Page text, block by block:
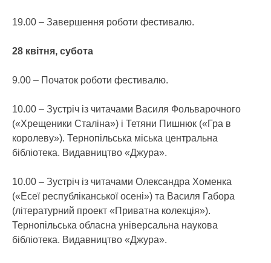
19.00 – Завершення роботи фестивалю.
28 квітня, субота
9.00 – Початок роботи фестивалю.
10.00 – Зустріч із читачами Василя Фольварочного
(«Хрещеники Сталіна») і Тетяни Пишнюк («Гра в
королеву»). Тернопільська міська центральна
бібліотека. Видавництво «Джура».
10.00 – Зустріч із читачами Олександра Хоменка
(«Есеї республіканської осені») та Василя Габора
(літературний проект «Приватна колекція»).
Тернопільська обласна універсальна наукова
бібліотека. Видавництво «Джура».